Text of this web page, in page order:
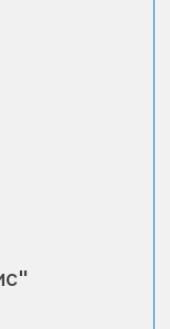
партнера
и